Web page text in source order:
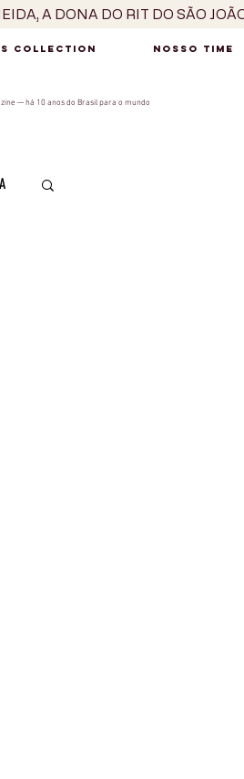
COLLECTION NOSSO TIME
— há 10 anos do Brasil para o mundo